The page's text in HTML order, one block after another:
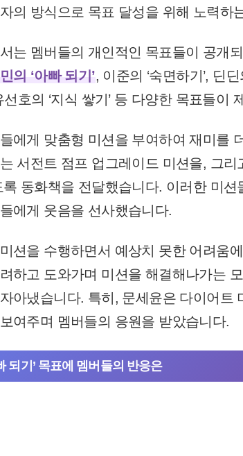
의 방식으로 목표 달성을 위해 노력하
는 멤버들의 개인적인 목표들이 공개
의 ‘아빠 되기’, 이준의 ‘숙면하기’, 딘
선호의 ‘지식 쌓기’ 등 다양한 목표들이
에게 맞춤형 미션을 부여하여 재미를
서전트 점프 업그레이드 미션을, 그
동화책을 전달했습니다. 이러한 미션
에게 웃음을 선사했습니다.
션을 수행하면서 예상치 못한 어려움
하고 도와가며 미션을 해결해나가는 모
아냈습니다. 특히, 문세윤은 다이어트
여주며 멤버들의 응원을 받았습니다.
되기’ 목표에 멤버들의 반응은